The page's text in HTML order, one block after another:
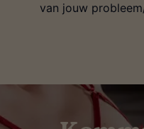
van jouw